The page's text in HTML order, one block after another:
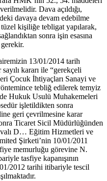
Dava açıldığı,
davaya devam edebilme
kişiliğe tebligat yapılarak,
sonra işin esasına
gerekir.
13/01/2014 tarih
kararı ile “gerekçeli
Çocuk İhtiyaçları Sanayi ve
tebliğ edilerek temyiz
Hukuk Usulü Muhakemeleri
işletildikten sonra
geri çevrilmesine karar
Ticaret Sicil Müdürlüğünden
D… Eğitim Hizmetleri ve
Şirketi’nin 10/01/2011
memurluğu görevine N.
tasfiye kapanışının
01/2012 tarihi itibariyle tescil